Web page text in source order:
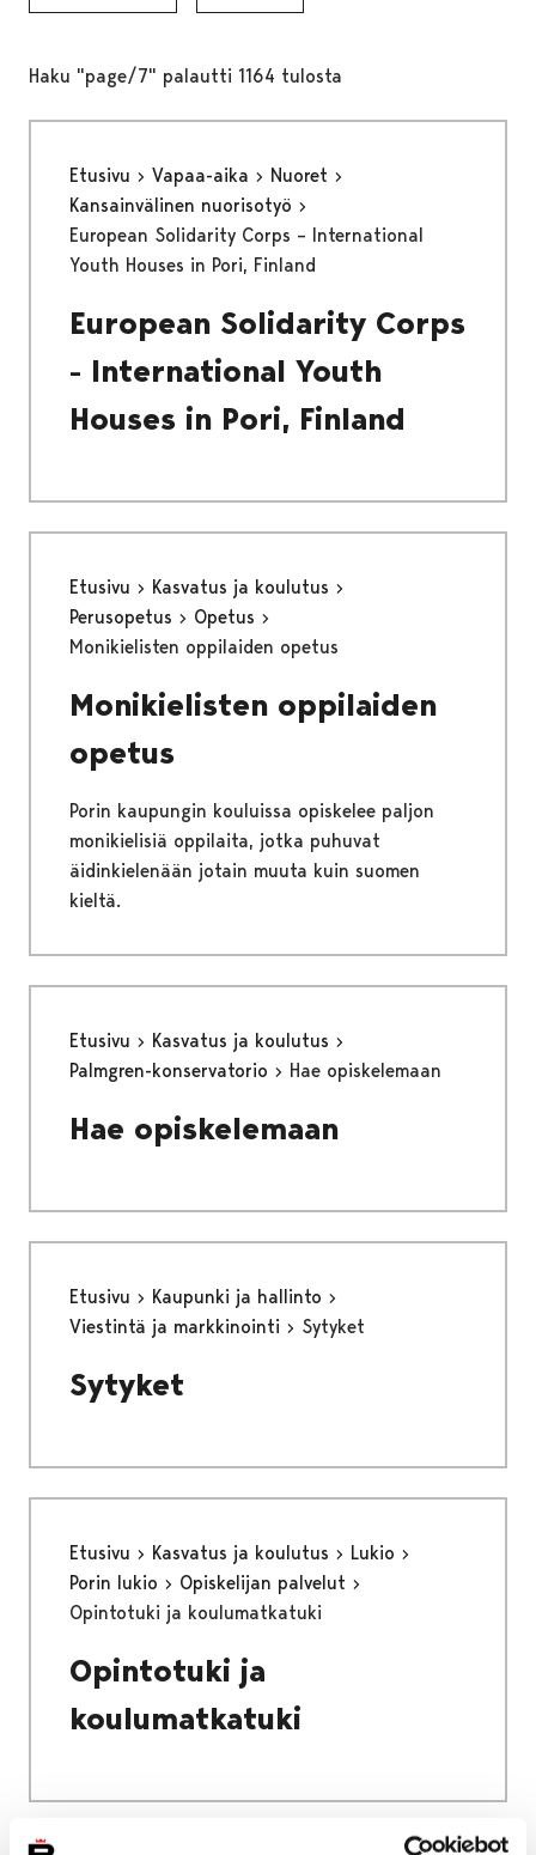
Haku "page/7" palautti 1164 tulosta
Etusivu Vapaa-aika
Nuoret
Kansainvälinen nuorisotyö
European Solidarity Corps – International
Youth Houses in Pori, Finland
European Solidarity Corps
- International Youth
Houses in Pori, Finland
Etusivu
Kasvatus ja koulutus
Perusopetus
Opetus
Monikielisten oppilaiden opetus
Monikielisten oppilaiden
opetus
Porin kaupungin kouluissa opiskelee paljon
monikielisiä oppilaita, jotka puhuvat
äidinkielenään jotain muuta kuin suomen
kieltä.
Etusivu
Kasvatus ja koulutus
Palmgren-konservatorio
Hae opiskelemaan
Hae opiskelemaan
Etusivu
Kaupunki ja hallinto
Viestintä ja markkinointi
Sytyket
Sytyket
Etusivu Kasvatus ja koulutus
Lukio
Porin lukio
Opiskelijan palvelut
Opintotuki ja koulumatkatuki
Opintotuki ja
koulumatkatuki